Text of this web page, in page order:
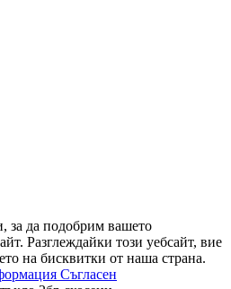
за да подобрим вашето
Разглеждайки този уебсайт, вие
на бисквитки от наша страна.
Съгласен